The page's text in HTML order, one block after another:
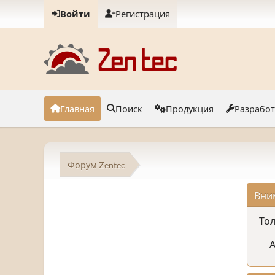
Войти Регистрация
Главная Поиск Продукция
Форум Zentec